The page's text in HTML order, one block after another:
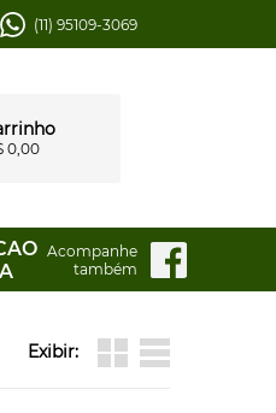
(11) 95109-3069
0,00
Acompanhe
também
Exibir: